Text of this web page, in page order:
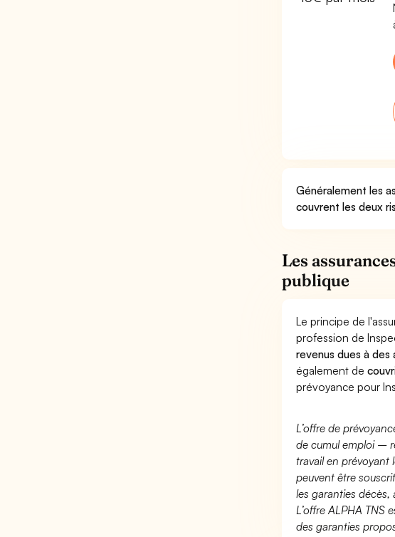
Généralement les
couvrent les deux
Les
publique
Le principe de
profession de
revenus dues à des
également de
prévoyance pour
L’offre de
de cumul emploi –
travail en prévoyant
peuvent être
les garanties décès,
L’offre ALPHA TNS
des garanties